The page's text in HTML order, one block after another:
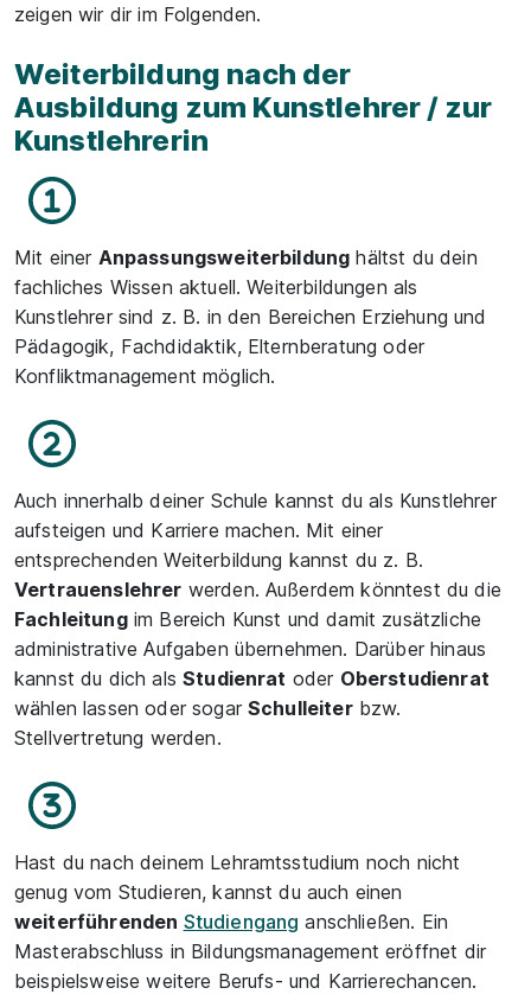
zeigen wir dir im Folgenden.
Weiterbildung nach der
Ausbildung zum Kunstlehrer / zur
Kunstlehrerin
Mit einer Anpassungsweiterbildung hältst du dein
fachliches Wissen aktuell. Weiterbildungen als
Kunstlehrer sind z. B. in den Bereichen Erziehung und
Pädagogik, Fachdidaktik, Elternberatung oder
Konfliktmanagement möglich.
Auch innerhalb deiner Schule kannst du als Kunstlehrer
aufsteigen und Karriere machen. Mit einer
entsprechenden Weiterbildung kannst du z. B.
Vertrauenslehrer werden. Außerdem könntest du die
Fachleitungim Bereich Kunst und damit zusätzliche
administrative Aufgaben übernehmen. Darüber hinaus
kannst du dich alsStudienrat oder Oberstudienrat
wählen lassen oder sogarSchulleiterbzw.
Stellvertretung werden.
Hast du nach deinem Lehramtsstudium noch nicht
genug vom Studieren, kannst du auch einen
weiterführenden Studiengang anschließen. Ein
Masterabschluss in Bildungsmanagement eröffnet dir
beispielsweise weitere Berufs- und Karrierechancen.